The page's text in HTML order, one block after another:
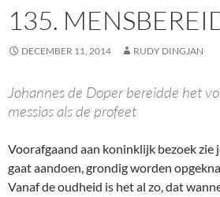
135.
DECEMBER 11, 2014 RUDY DINGJAN
Johannes de Doper bereidde het
messias als de profeet
Voorafgaand aan koninklijk bezoek zie
gaat aandoen, grondig worden
Vanaf de oudheid is het al zo, dat